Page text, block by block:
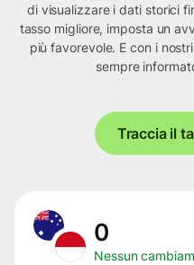
di visualizzare i dati storici
tasso migliore, imposta un
più favorevole. E con i
sempre
Traccia il
0
Nessun